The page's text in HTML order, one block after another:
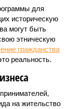
для
историческую
могут быть
этническую
гражданства
реальность.
на жительство